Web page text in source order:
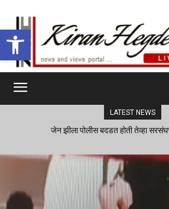
Open toolbar
LATEST NEWS
जेन झीला पोलीस बदडत होती तेव्हा